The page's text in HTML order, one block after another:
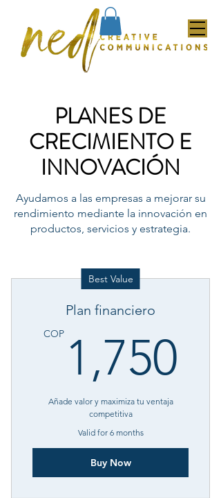
PLANES DE
CRECIMIENTO E
INNOVACIÓN
Ayudamos a las empresas a mejorar su
rendimiento mediante la innovación en
productos, servicios y estrategia.
Best Value
Plan financiero
COP 1,750
Añade valor y maximiza tu ventaja
competitiva
Valid for 6 months
Buy Now